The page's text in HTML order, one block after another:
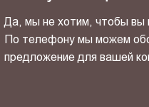
Да, мы не хотим, чтобы вы
По телефону мы можем
предложение для вашей
ОТПРАВИТЬ СВОЙ